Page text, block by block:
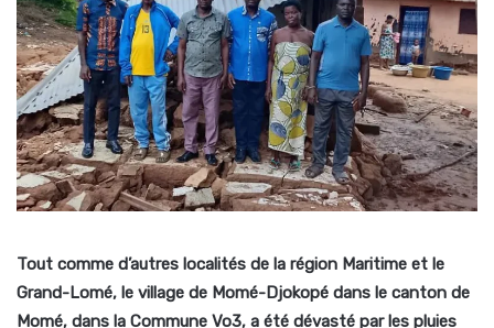
Tout comme d’autres localités de la région Maritime et le
Grand-Lomé, le village de Momé-Djokopé dans le canton de
Momé, dans la Commune Vo3, a été dévasté par les pluies